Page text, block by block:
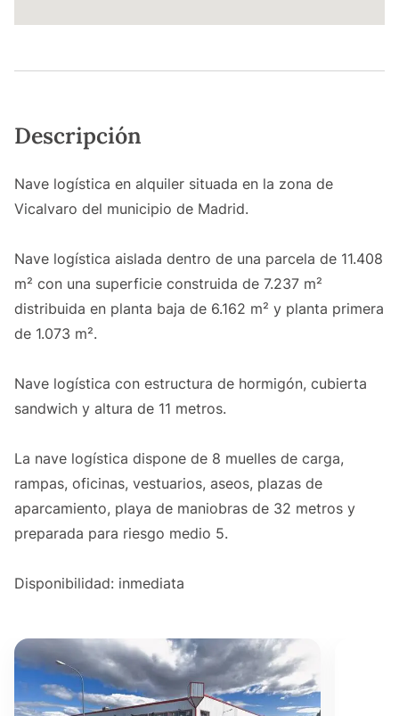
Descripción
Nave logística en alquiler situada en la zona de
Vicalvaro del municipio de Madrid.
Nave logística aislada dentro de una parcela de 11.408
m² con una superficie construida de 7.237 m²
distribuida en planta baja de 6.162 m² y planta primera
de 1.073 m².
Nave logística con estructura de hormigón, cubierta
sandwich y altura de 11 metros.
La nave logística dispone de 8 muelles de carga,
rampas, oficinas, vestuarios, aseos, plazas de
aparcamiento, playa de maniobras de 32 metros y
preparada para riesgo medio 5.
Disponibilidad: inmediata